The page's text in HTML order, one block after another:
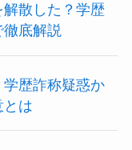
解散した？学歴
徹底解説
歴詐称疑惑か
とは